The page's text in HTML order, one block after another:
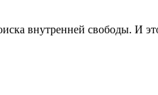
внутренней свободы. И